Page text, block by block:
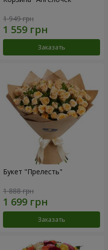
1 949 грн
Заказать
Букет "Прелесть"
1 888 грн
Заказать